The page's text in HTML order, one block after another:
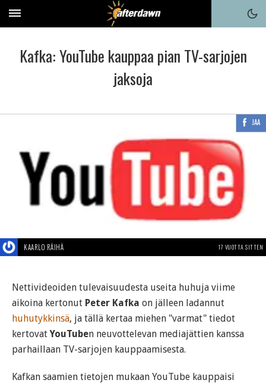
Kafka: YouTube kauppaa pian TV-sarjojen
jaksoja
JAA
KAARLO RÄIHÄ 17 VUOTTA SITTEN
Nettivideoiden tulevaisuudesta useita huhuja viime
aikoina kertonut Peter Kafka on jälleen ladannut
huhutykkinsä, ja tällä kertaa miehen "varmat" tiedot
kertovatYouTuben neuvottelevan mediajättien kanssa
parhaillaan TV-sarjojen kauppaamisesta.
Kafkan saamien tietojen mukaan YouTube kauppaisi